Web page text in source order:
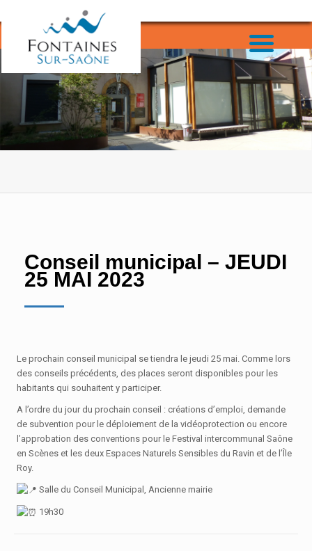
Conseil municipal – JEUDI
25 MAI 2023
Le prochain conseil municipal se tiendra le jeudi 25 mai. Comme lors
des conseils précédents, des places seront disponibles pour les
habitants qui souhaitent y participer.
A l’ordre du jour du prochain conseil : créations d’emploi, demande
de subvention pour le déploiement de la vidéoprotection ou encore
l’approbation des conventions pour le Festival intercommunal Saône
en Scènes et les deux Espaces Naturels Sensibles du Ravin et de l’Île
Roy.
Salle du Conseil Municipal, Ancienne mairie
19h30